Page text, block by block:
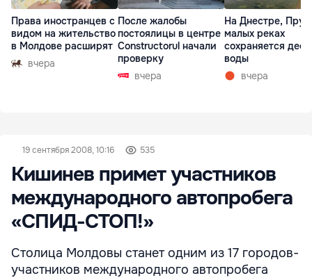
Права иностранцев с
видом на жительство
в Молдове расширят
вчера
После жалобы
постоялицы в центре
Constructorul начали
проверку
вчера
На Днестре,
малых реках
сохраняется
воды
вчера
19 сентября 2008, 10:16 535
Кишинев примет участников
международного автопробега
«СПИД-СТОП!»
Столица Молдовы станет одним из 17 городов-
участников международного автопробега